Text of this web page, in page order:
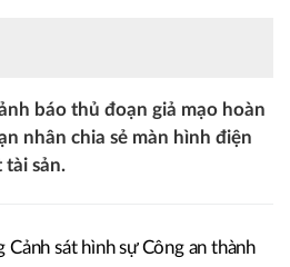
báo thủ đoạn giả mạo hoàn
nhân chia sẻ màn hình điện
tài sản.
Cảnh sát hình sự Công an thành